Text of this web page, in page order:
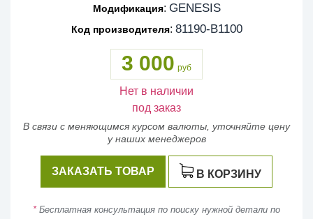
Модификация: GENESIS
Код производителя: 81190-B1100
3 000 руб
Нет в наличии
под заказ
В связи с меняющимся курсом валюты, уточняйте цену
у наших менеджеров
ЗАКАЗАТЬ ТОВАР В КОРЗИНУ
*Бесплатная консультация по поиску нужной детали по